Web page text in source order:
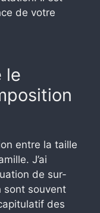
de votre
le
entre la taille
J’ai
de sur-
sont souvent
des